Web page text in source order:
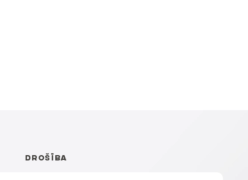
DROŠĪBA